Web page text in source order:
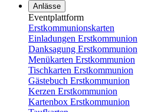
Anlässe
Eventplattform
Erstkommunionskarten
Einladungen Erstkommunion
Danksagung Erstkommunion
Menükarten Erstkommunion
Tischkarten Erstkommunion
Gästebuch Erstkommunion
Kerzen Erstkommunion
Kartenbox Erstkommunion